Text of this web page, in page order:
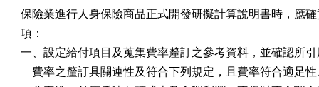
保險業進行人身保險商品正式開發研擬計算說明書時，應
項：
一、設定給付項目及蒐集費率釐訂之參考資料，並確認所
費率之釐訂具關連性及符合下列規定，且費率符合適足